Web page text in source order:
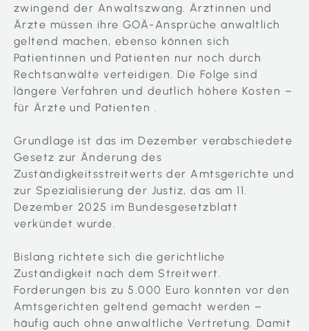
zwingend der Anwaltszwang. Ärztinnen und
Ärzte müssen ihre GOÄ-Ansprüche anwaltlich
geltend machen, ebenso können sich
Patientinnen und Patienten nur noch durch
Rechtsanwälte verteidigen. Die Folge sind
längere Verfahren und deutlich höhere Kosten –
für Ärzte und Patienten .
Grundlage ist das im Dezember verabschiedete
Gesetz zur Änderung des
Zuständigkeitsstreitwerts der Amtsgerichte und
zur Spezialisierung der Justiz, das am 11.
Dezember 2025 im Bundesgesetzblatt
verkündet wurde.
Bislang richtete sich die gerichtliche
Zuständigkeit nach dem Streitwert.
Forderungen bis zu 5.000 Euro konnten vor den
Amtsgerichten geltend gemacht werden –
häufig auch ohne anwaltliche Vertretung. Damit